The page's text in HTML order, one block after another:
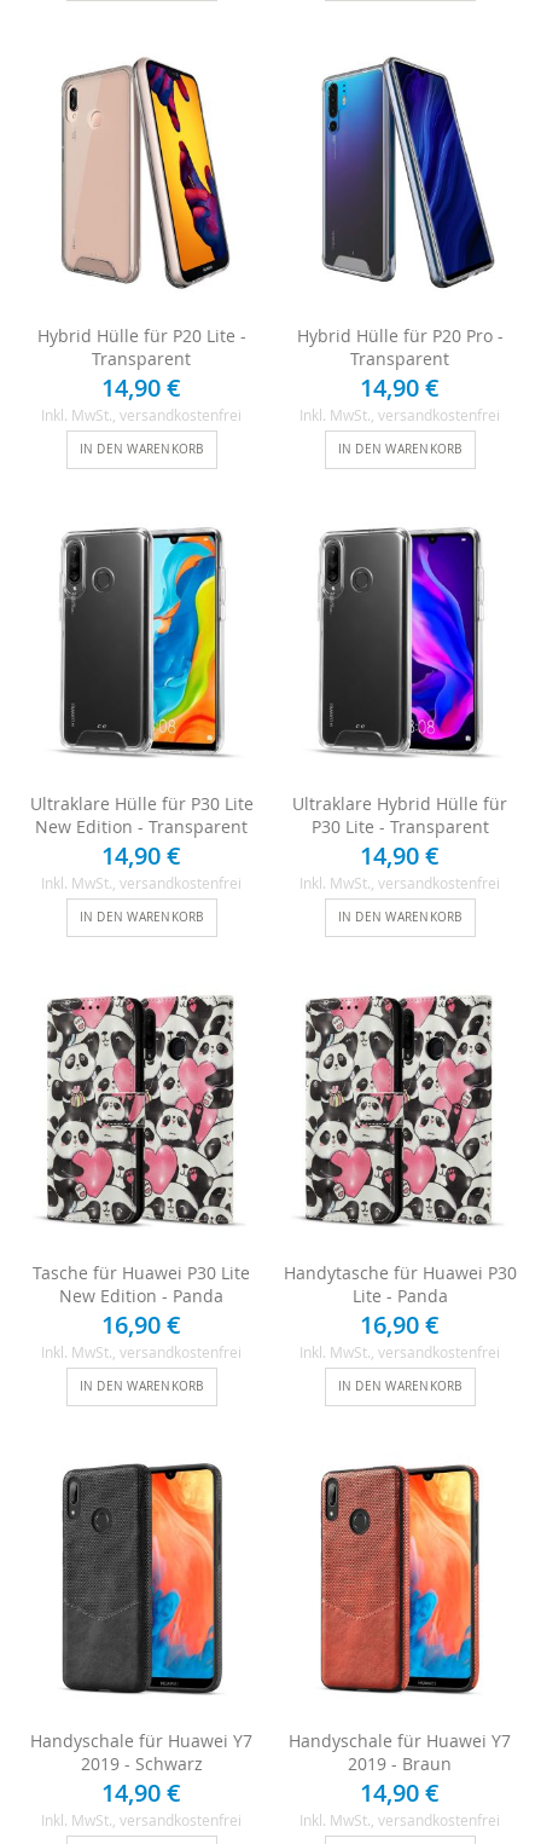
Hybrid Hülle für P20 Lite -
Transparent
14,90 €
Inkl. MwSt. , versandkostenfrei
IN DEN WARENKORB
Hybrid Hülle für P20 Pro -
Transparent
14,90 €
Inkl. MwSt. , versandkostenfrei
IN DEN WARENKORB
Ultraklare Hülle für P30 Lite
New Edition - Transparent
14,90 €
Inkl. MwSt., versandkostenfrei
IN DEN WARENKORB
Ultraklare Hybrid Hülle für
P30 Lite - Transparent
14,90 €
Inkl. MwSt., versandkostenfrei
IN DEN WARENKORB
Tasche für Huawei P30 Lite
New Edition - Panda
16,90 €
Inkl. MwSt. , versandkostenfrei
IN DEN WARENKORB
Handytasche für Huawei P30
Lite - Panda
16,90 €
Inkl. MwSt. , versandkostenfrei
IN DEN WARENKORB
Handyschale für Huawei Y7
2019 - Schwarz
14,90 €
Inkl. MwSt. , versandkostenfrei
Handyschale für Huawei Y7
2019 - Braun
14,90 €
Inkl. MwSt. , versandkostenfrei